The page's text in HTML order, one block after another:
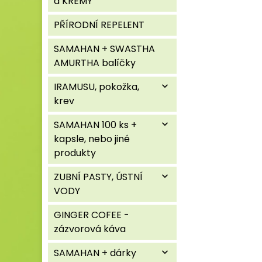
PŘÍRODNÍ REPELENT
SAMAHAN + SWASTHA
AMURTHA balíčky
IRAMUSU, pokožka,
krev
expand_more
SAMAHAN 100 ks +
kapsle, nebo jiné
produkty
expand_more
ZUBNÍ PASTY, ÚSTNÍ
VODY
expand_more
GINGER COFEE -
zázvorová káva
SAMAHAN + dárky
expand_more